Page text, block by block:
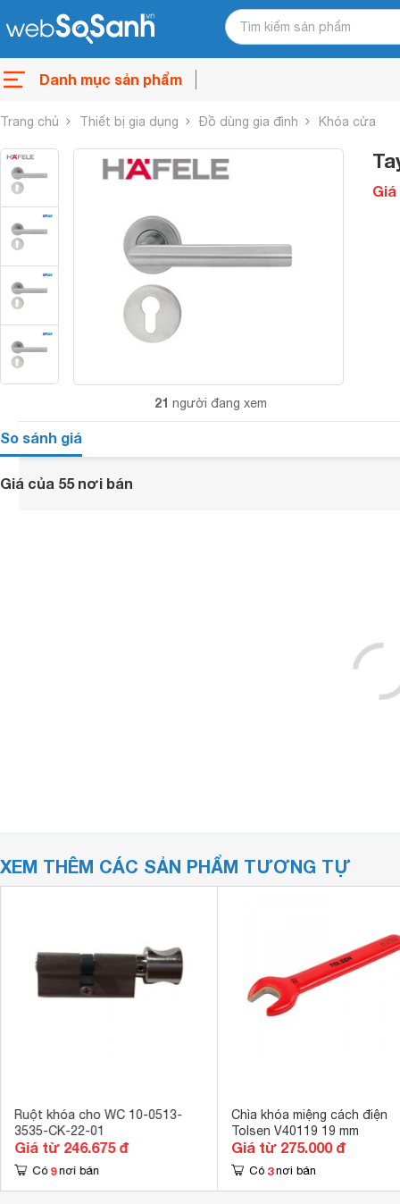
Danh mục sản phẩm
Trang chủ Thiết bị gia dụng Đồ dùng gia đình Khóa cửa
21 người đang xem
So sánh giá
Giá của 55 nơi bán
XEM THÊM CÁC SẢN PHẨM TƯƠNG TỰ
Ruột khóa cho WC 10-0513-
3535-CK-22-01
Giá từ 246.675 đ
Có 9 nơi bán
Chìa khóa miệng cách điện
Tolsen V40119 19 mm
Giá từ 275.000 đ
Có 3 nơi bán